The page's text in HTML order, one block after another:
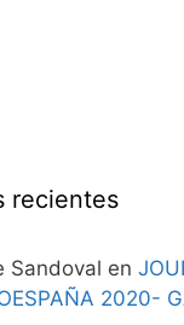
recientes
Sandoval en
2020-